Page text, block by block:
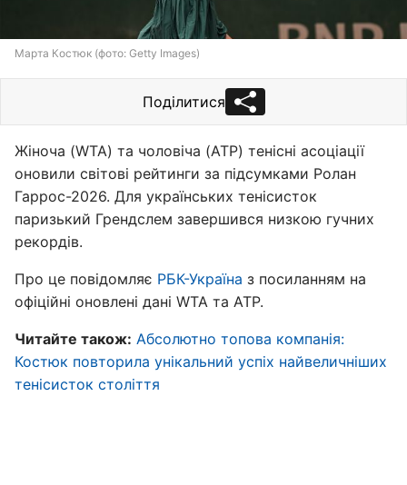
Марта Костюк (фото: Getty Images)
Поділитися
Жіноча (WTA) та чоловіча (ATP) тенісні асоціації
оновили світові рейтинги за підсумками Ролан
Гаррос-2026. Для українських тенісисток
паризький Грендслем завершився низкою гучних
рекордів.
Про це повідомляє РБК-Україна з посиланням на
офіційні оновлені дані WTA та ATP.
Читайте також: Абсолютно топова компанія:
Костюк повторила унікальний успіх найвеличніших
тенісисток століття